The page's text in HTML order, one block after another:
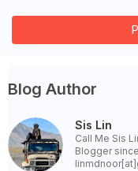
Blog Author
Sis Lin
Call Me Sis
Blogger